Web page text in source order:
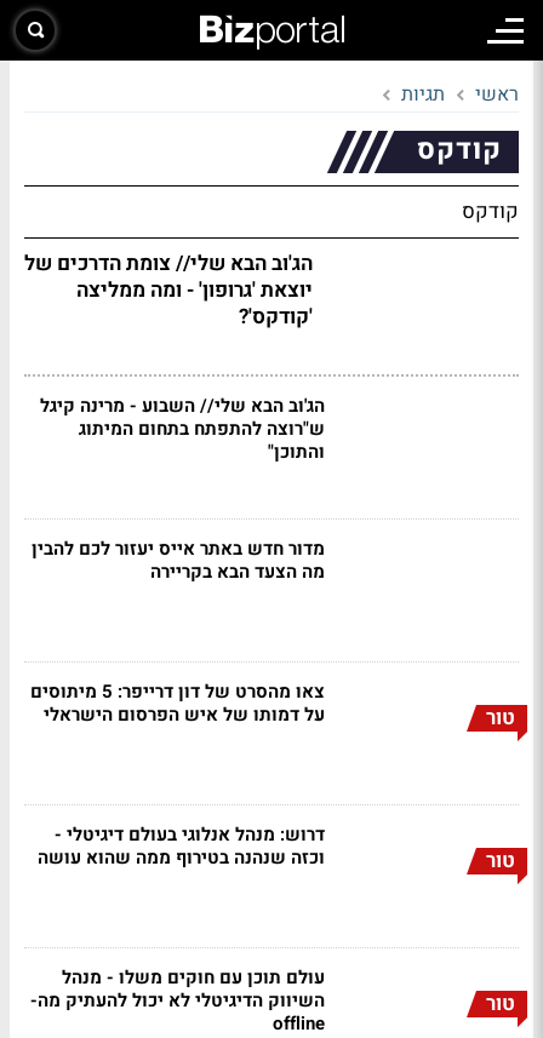
ראשי תגיות
קודקס
קודקס
הג'וב הבא שלי// צומת הדרכים של
יוצאת 'גרופון' - ומה ממליצה
'קודקס'?
הג'וב הבא שלי// השבוע - מרינה קיגל
ש"רוצה להתפתח בתחום המיתוג
והתוכן"
מדור חדש באתר אייס יעזור לכם להבין
מה הצעד הבא בקריירה
טור
צאו מהסרט של דון דרייפר: 5 מיתוסים
על דמותו של איש הפרסום הישראלי
טור
דרוש: מנהל אנלוגי בעולם דיגיטלי -
וכזה שנהנה בטירוף ממה שהוא עושה
טור
עולם תוכן עם חוקים משלו - מנהל
השיווק הדיגיטלי לא יכול להעתיק מה-
offline